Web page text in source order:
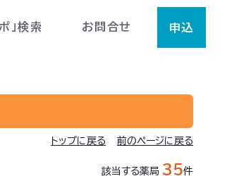
」検索 お問合せ 申込
トップに戻る 前のページに戻る
該当する薬局 35件